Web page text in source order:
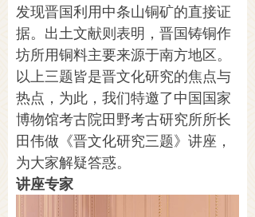
发现晋国利用中条山铜矿的直接证
据。出土文献则表明，晋国铸铜作
坊所用铜料主要来源于南方地区。
以上三题皆是晋文化研究的焦点与
热点，为此，我们特邀了中国国家
博物馆考古院田野考古研究所所长
田伟做《晋文化研究三题》讲座，
为大家解疑答惑。
讲座专家